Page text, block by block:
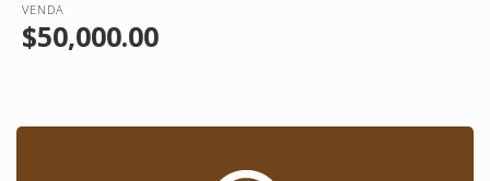
VENDA
$50,000.00